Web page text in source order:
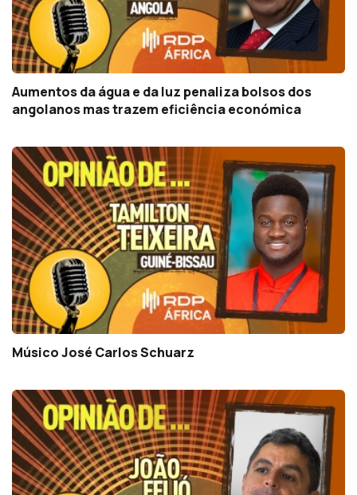
Aumentos da água e da luz penaliza bolsos dos
angolanos mas trazem eficiência económica
Músico José Carlos Schuarz